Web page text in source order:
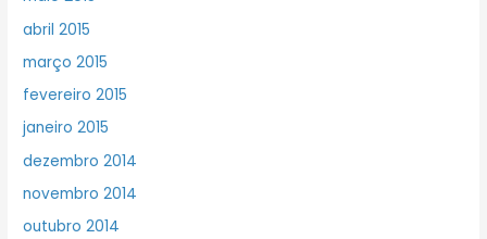
abril 2015
março 2015
fevereiro 2015
janeiro 2015
dezembro 2014
novembro 2014
outubro 2014